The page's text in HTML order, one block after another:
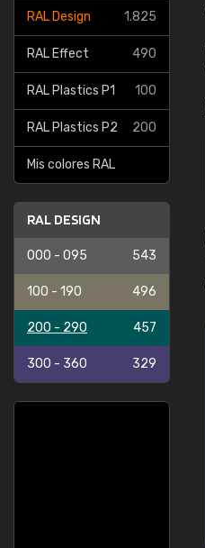
RAL Design 1.825
RAL Effect 490
RAL Plastics P1 100
RAL Plastics P2 200
Mis colores RAL
RAL DESIGN
000 - 095 543
100 - 190 496
200 - 290 457
300 - 360 329